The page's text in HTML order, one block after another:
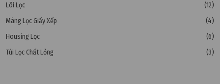
Lõi Lọc
(12)
Màng Lọc Giấy Xếp
(4)
Housing Lọc
(6)
Túi Lọc Chất Lỏng
(3)